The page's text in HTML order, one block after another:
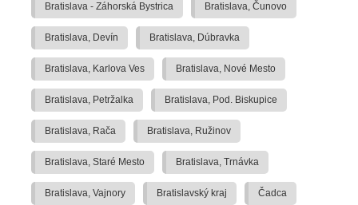
Bratislava - Záhorská Bystrica Bratislava, Čunovo
Bratislava, Devín Bratislava, Dúbravka
Bratislava, Karlova Ves Bratislava, Nové Mesto
Bratislava, Petržalka Bratislava, Pod. Biskupice
Bratislava, Rača Bratislava, Ružinov
Bratislava, Staré Mesto Bratislava, Trnávka
Bratislava, Vajnory Bratislavský kraj Čadca